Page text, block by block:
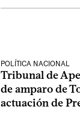
POLÍTICA NACIONAL
Tribunal de
de amparo de
actuación de